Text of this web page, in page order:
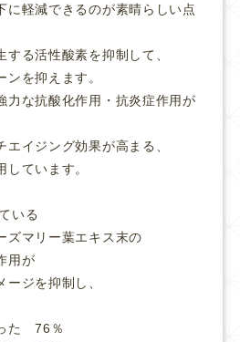
に軽減できるのが素晴らしい点
する活性酸素を抑制して、
を抑えます。
力な抗酸化作用・抗炎症作用が
イジング効果が高まる、
しています。
いる
ズマリー葉エキス末の
用が
ジを抑制し、
た 76％